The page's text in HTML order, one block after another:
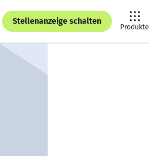
Stellenanzeige schalten
Produkte